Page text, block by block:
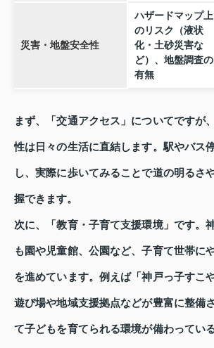
災害・地盤安全性
ハザードマップ上
のリスク（液状
化・土砂災害な
ど）、地盤調査の
有無
まず、「交通アクセス」についてですが
性は日々の生活に直結します。駅やバス
し、実際に歩いてみることで道の明るさ
握できます。
次に、「教育・子育て支援環境」です。
も園や児童館、公園など、子育て世帯に
を進めています。例えば「神戸っ子すこ
遊び場や地域支援拠点などが豊富に整備
て子どもを育てられる環境が備わってい